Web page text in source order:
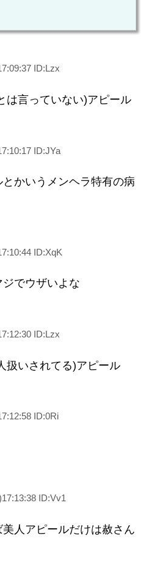
ID:Lzx
は言っていない)アピール
ID:JYa
かいうメンヘラ特有の病
ID:XqK
でウザいよな
ID:Lzx
扱いされてる)アピール
ID:0Ri
ID:Vv1
人アピールだけは赦さん